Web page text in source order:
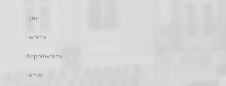
Tytuł
Twórca
Współtwórca
Temat